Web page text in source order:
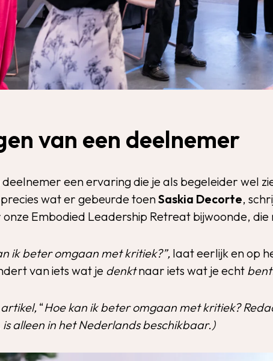
van een deelnemer
een ervaring die je als begeleider wel
wat er gebeurde toenSaskia Decorte,
Embodied Leadership Retreat bijwoonde, die
ik beter omgaan met kritiek?”, laat eerlijk en op
van iets wat je denktnaar iets wat je echt bent
“Hoe kan ik beter omgaan met kritiek?
is alleen in het Nederlands beschikbaar.)